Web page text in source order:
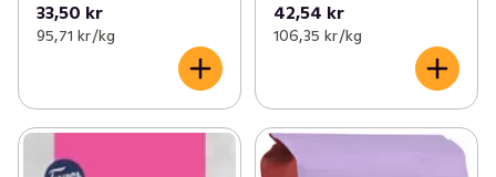
33,50 kr
95,71 kr /kg
42,54 kr
106,35 kr /kg